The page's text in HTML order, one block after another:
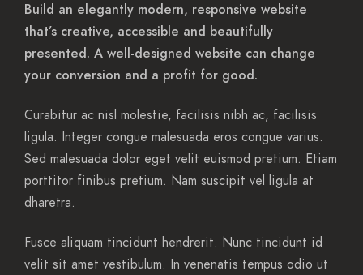
Build an elegantly modern, responsive website
that’s creative, accessible and beautifully
presented. A well-designed website can change
your conversion and a profit for good.
Curabitur ac nisl molestie, facilisis nibh ac, facilisis
ligula. Integer congue malesuada eros congue varius.
Sed malesuada dolor eget velit euismod pretium. Etiam
porttitor finibus pretium. Nam suscipit vel ligula at
dharetra.
Fusce aliquam tincidunt hendrerit. Nunc tincidunt id
velit sit amet vestibulum. In venenatis tempus odio ut